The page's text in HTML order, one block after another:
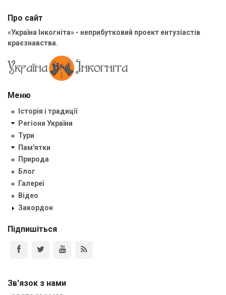
Про сайт
«Україна Інкогніта» - неприбутковий проект ентузіастів
краєзнавства.
Меню
Історія і традиції
Регіони України
Тури
Пам'ятки
Природа
Блог
Галереї
Відео
Закордон
Підпишіться
Зв'язок з нами